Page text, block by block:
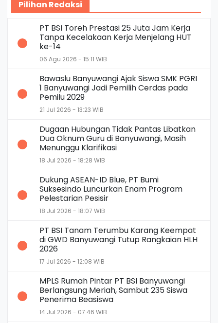
Pilihan Redaksi
PT BSI Toreh Prestasi 25 Juta Jam Kerja
Tanpa Kecelakaan Kerja Menjelang HUT
ke-14
06 Agu 2026 - 15:11 WIB
Bawaslu Banyuwangi Ajak Siswa SMK PGRI
1 Banyuwangi Jadi Pemilih Cerdas pada
Pemilu 2029
21 Jul 2026 - 13:23 WIB
Dugaan Hubungan Tidak Pantas Libatkan
Dua Oknum Guru di Banyuwangi, Masih
Menunggu Klarifikasi
18 Jul 2026 - 18:28 WIB
Dukung ASEAN-ID Blue, PT Bumi
Suksesindo Luncurkan Enam Program
Pelestarian Pesisir
18 Jul 2026 - 18:07 WIB
PT BSI Tanam Terumbu Karang Keempat
di GWD Banyuwangi Tutup Rangkaian HLH
2026
17 Jul 2026 - 12:08 WIB
MPLS Rumah Pintar PT BSI Banyuwangi
Berlangsung Meriah, Sambut 235 Siswa
Penerima Beasiswa
14 Jul 2026 - 07:46 WIB